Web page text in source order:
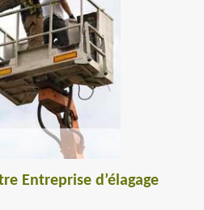
Entreprise d’élagage